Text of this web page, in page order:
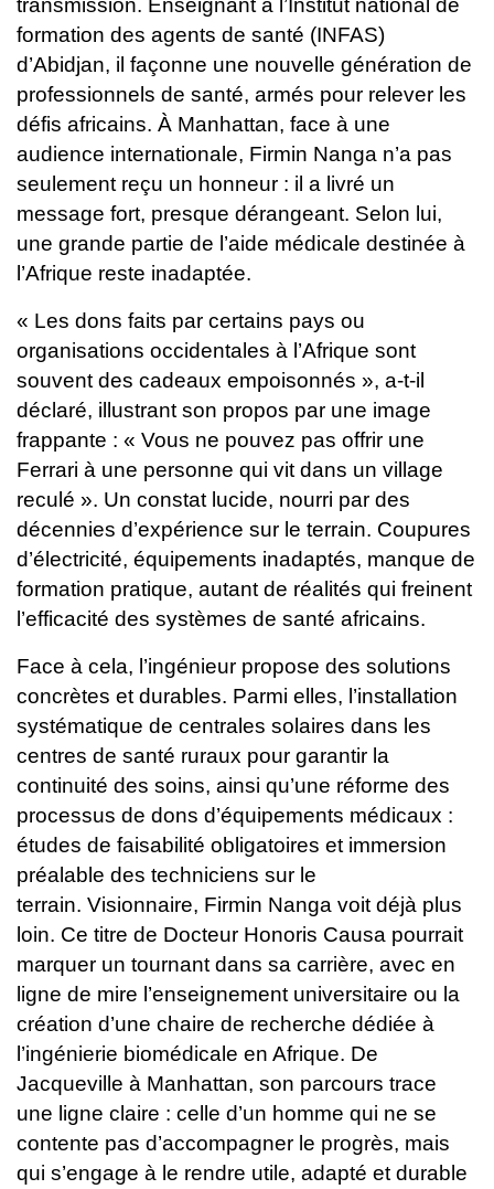
transmission. Enseignant à l’Institut national de
formation des agents de santé (INFAS)
d’Abidjan, il façonne une nouvelle génération de
professionnels de santé, armés pour relever les
défis africains. À Manhattan, face à une
audience internationale, Firmin Nanga n’a pas
seulement reçu un honneur : il a livré un
message fort, presque dérangeant. Selon lui,
une grande partie de l’aide médicale destinée à
l’Afrique reste inadaptée.
« Les dons faits par certains pays ou
organisations occidentales à l’Afrique sont
souvent des cadeaux empoisonnés », a-t-il
déclaré, illustrant son propos par une image
frappante : « Vous ne pouvez pas offrir une
Ferrari à une personne qui vit dans un village
reculé ». Un constat lucide, nourri par des
décennies d’expérience sur le terrain. Coupures
d’électricité, équipements inadaptés, manque de
formation pratique, autant de réalités qui freinent
l’efficacité des systèmes de santé africains.
Face à cela, l’ingénieur propose des solutions
concrètes et durables. Parmi elles, l’installation
systématique de centrales solaires dans les
centres de santé ruraux pour garantir la
continuité des soins, ainsi qu’une réforme des
processus de dons d’équipements médicaux :
études de faisabilité obligatoires et immersion
préalable des techniciens sur le
terrain. Visionnaire, Firmin Nanga voit déjà plus
loin. Ce titre de Docteur Honoris Causa pourrait
marquer un tournant dans sa carrière, avec en
ligne de mire l’enseignement universitaire ou la
création d’une chaire de recherche dédiée à
l’ingénierie biomédicale en Afrique. De
Jacqueville à Manhattan, son parcours trace
une ligne claire : celle d’un homme qui ne se
contente pas d’accompagner le progrès, mais
qui s’engage à le rendre utile, adapté et durable